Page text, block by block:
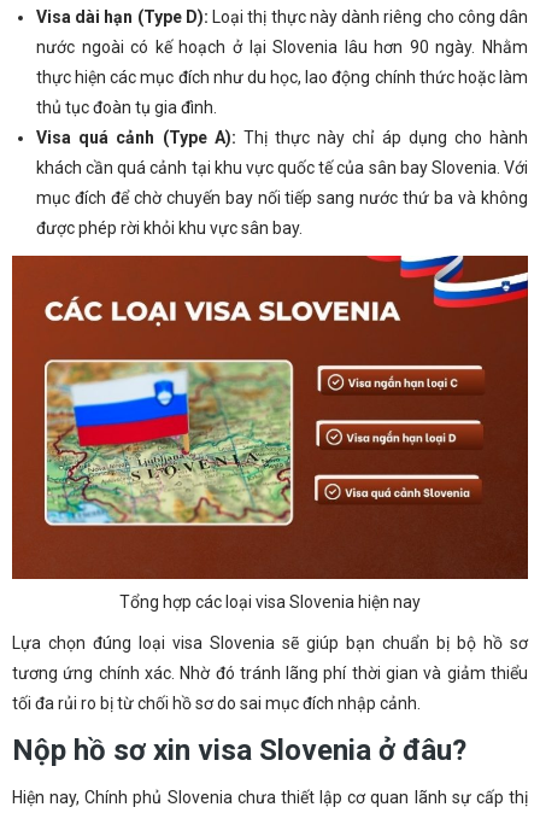
Visa dài hạn (Type D): Loại thị thực này dành riêng cho công dân
nước ngoài có kế hoạch ở lại Slovenia lâu hơn 90 ngày. Nhằm
thực hiện các mục đích như du học, lao động chính thức hoặc làm
thủ tục đoàn tụ gia đình.
Visa quá cảnh (Type A): Thị thực này chỉ áp dụng cho hành
khách cần quá cảnh tại khu vực quốc tế của sân bay Slovenia. Với
mục đích để chờ chuyến bay nối tiếp sang nước thứ ba và không
được phép rời khỏi khu vực sân bay.
Tổng hợp các loại visa Slovenia hiện nay
Lựa chọn đúng loại visa Slovenia sẽ giúp bạn chuẩn bị bộ hồ sơ
tương ứng chính xác. Nhờ đó tránh lãng phí thời gian và giảm thiểu
tối đa rủi ro bị từ chối hồ sơ do sai mục đích nhập cảnh.
Nộp hồ sơ xin visa Slovenia ở đâu?
Hiện nay, Chính phủ Slovenia chưa thiết lập cơ quan lãnh sự cấp thị